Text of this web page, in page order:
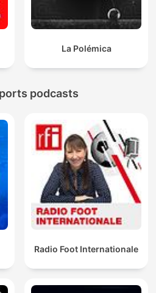
La Polémica
podcasts
Radio Foot Internationale